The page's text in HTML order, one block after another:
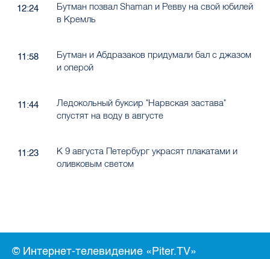
12:24
Бутман позвал Shaman и Ревву на свой юбилей
в Кремль
11:58
Бутман и Абдразаков придумали бал с джазом
и оперой
11:44
Ледокольный буксир "Нарвская застава"
спустят на воду в августе
11:23
К 9 августа Петербург украсят плакатами и
оливковым светом
© Интернет-телевидение «Piter.TV»